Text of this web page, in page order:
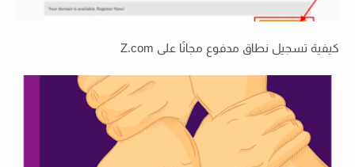
كيفية تسجيل نطاق مدفوع مجانًا على Z.com